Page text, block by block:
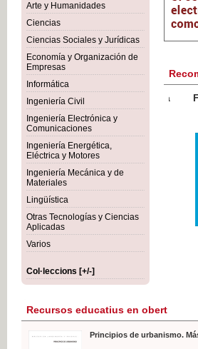
Arte y Humanidades
Ciencias
Ciencias Sociales y Jurídicas
Economía y Organización de
Empresas
Informática
Ingeniería Civil
Ingeniería Electrónica y
Comunicaciones
Ingeniería Energética,
Eléctrica y Motores
Ingeniería Mecánica y de
Materiales
Lingüística
Otras Tecnologías y Ciencias
Aplicadas
Varios
Col·leccions [+/-]
Recursos educatius en obert
Principios de urbanismo.